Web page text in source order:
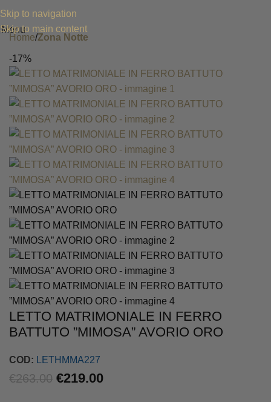
Skip to navigation
Skip to main content
Menu
Home Zona Notte
-17%
LETTO MATRIMONIALE IN FERRO
BATTUTO ”MIMOSA” AVORIO ORO
COD: LETHMMA227
€263.00 €219.00